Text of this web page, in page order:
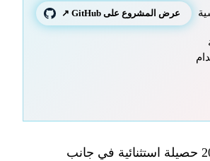
عرض المشروع على GitHub ↗
يَشهد 4 يوليو 2026 حصيلة استثنائية في جانب